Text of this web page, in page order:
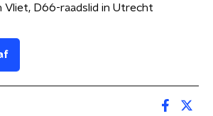
Vliet, D66-raadslid in Utrecht